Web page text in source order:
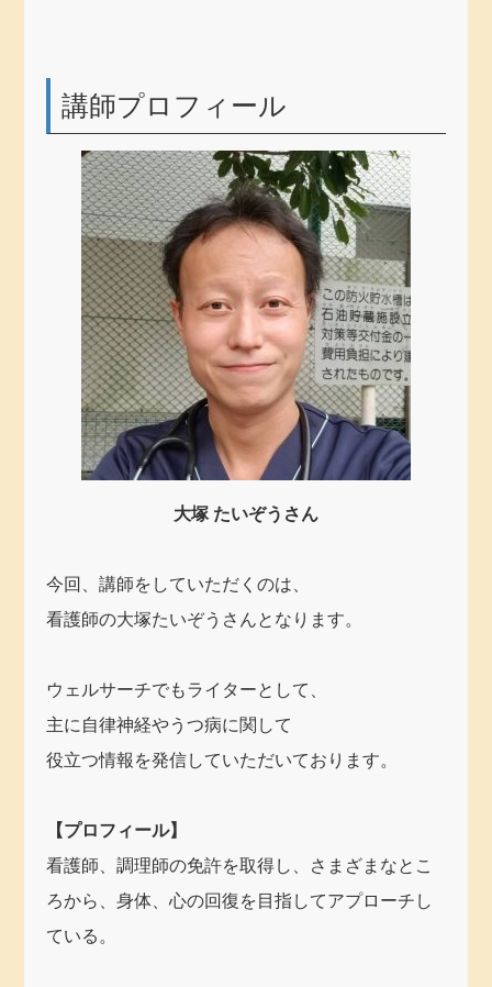
講師プロフィール
大塚 たいぞうさん
今回、講師をしていただくのは、
看護師の大塚たいぞうさんとなります。
ウェルサーチでもライターとして、
主に自律神経やうつ病に関して
役立つ情報を発信していただいております。
【プロフィール】
看護師、調理師の免許を取得し、さまざまなとこ
ろから、身体、心の回復を目指してアプローチし
ている。